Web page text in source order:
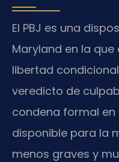
El PBJ es una
Maryland en la que
libertad
veredicto de
condena formal en
disponible para la
menos graves y